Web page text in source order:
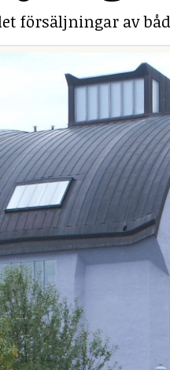
försäljningar av